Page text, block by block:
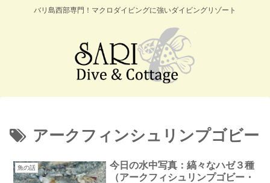
バリ島西部専門！マクロダイビングに強いダイビングリゾート
アークフィンシュリンプゴビー
魚の話
今日の水中写真：縞々なハゼ３種
（アークフィシュリンプゴビー・